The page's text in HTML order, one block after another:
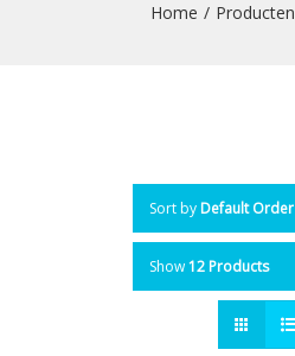
Home / Producten
Sort byDefault Order
Show12 Products